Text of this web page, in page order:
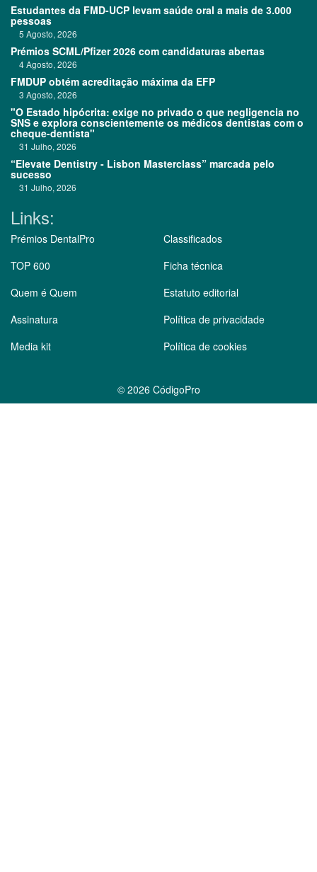
Estudantes da FMD-UCP levam saúde oral a mais de 3.000
pessoas
5 Agosto, 2026
Prémios SCML/Pfizer 2026 com candidaturas abertas
4 Agosto, 2026
FMDUP obtém acreditação máxima da EFP
3 Agosto, 2026
"O Estado hipócrita: exige no privado o que negligencia no
SNS e explora conscientemente os médicos dentistas com o
cheque-dentista"
31 Julho, 2026
“Elevate Dentistry - Lisbon Masterclass” marcada pelo
sucesso
31 Julho, 2026
Links:
Prémios DentalPro
TOP 600
Quem é Quem
Assinatura
Media kit
Classificados
Ficha técnica
Estatuto editorial
Política de privacidade
Política de cookies
© 2026 CódigoPro